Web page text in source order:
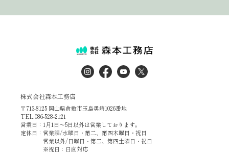
株式会社森本工務店
〒713-8125 岡山県倉敷市玉島勇崎1026番地
TEL.086-528-2121
営業日：1月1日～5日以外は営業しております。
定休日：営業課/水曜日・第二、第四木曜日・祝日
営業以外/日曜日・第二、第四土曜日・祝日
※祝日：日直対応